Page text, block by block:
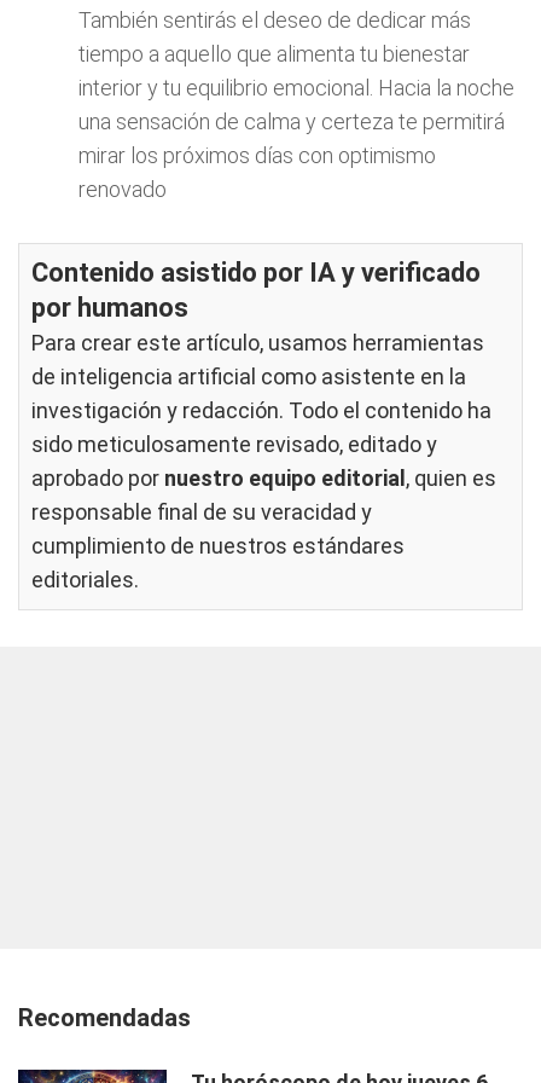
También sentirás el deseo de dedicar más
tiempo a aquello que alimenta tu bienestar
interior y tu equilibrio emocional. Hacia la noche
una sensación de calma y certeza te permitirá
mirar los próximos días con optimismo
renovado
Contenido asistido por IA y verificado
por humanos
Para crear este artículo, usamos herramientas
de inteligencia artificial como asistente en la
investigación y redacción. Todo el contenido ha
sido meticulosamente revisado, editado y
aprobado por nuestro equipo editorial , quien es
responsable final de su veracidad y
cumplimiento de nuestros estándares
editoriales.
Recomendadas